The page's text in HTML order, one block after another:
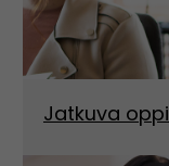
Jatkuva